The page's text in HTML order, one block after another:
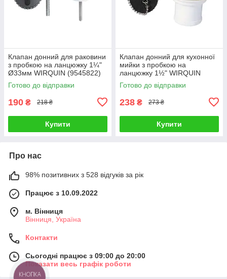
Клапан донний для раковини
з пробкою на ланцюжку 1¼"
Ø33мм WIRQUIN (9545822)
Готово до відправки
190 ₴ 218 ₴
Купити
Клапан донний для кухонної
мийки з пробкою на
ланцюжку 1½" WIRQUIN
(9545820)
Готово до відправки
238 ₴ 273 ₴
Купити
Про нас
98% позитивних з 528 відгуків за рік
Працює з 10.09.2022
м. Вінниця
Вінниця, Україна
Контакти
Сьогодні працює з 09:00 до 20:00
Показати весь графік роботи
КНОПКА